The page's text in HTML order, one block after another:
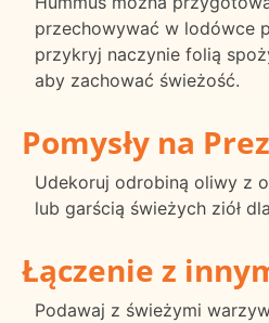
przechowywać w lodówce
przykryj naczynie folią
aby zachować świeżość.
Pomysły na
Udekoruj odrobiną oliwy z
lub garścią świeżych ziół
Łączenie z
Podawaj z świeżymi